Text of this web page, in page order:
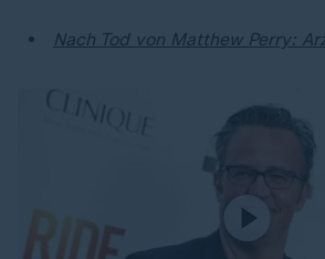
Nach Tod von Matthew Perry: